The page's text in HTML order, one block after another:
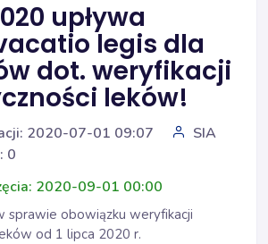
upływa
legis dla
dot. weryfikacji
leków!
2020-07-01 09:07
SIA
0
2020-09-01 00:00
sprawie obowiązku weryfikacji
od 1 lipca 2020 r.